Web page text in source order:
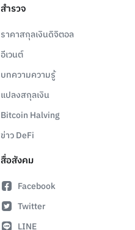
สำรวจ
ราคาสกุลเงินดิจิตอล
อีเวนต์
บทความความรู้
แปลงสกุลเงิน
Bitcoin Halving
ข่าว DeFi
สื่อสังคม
Facebook
Twitter
LINE